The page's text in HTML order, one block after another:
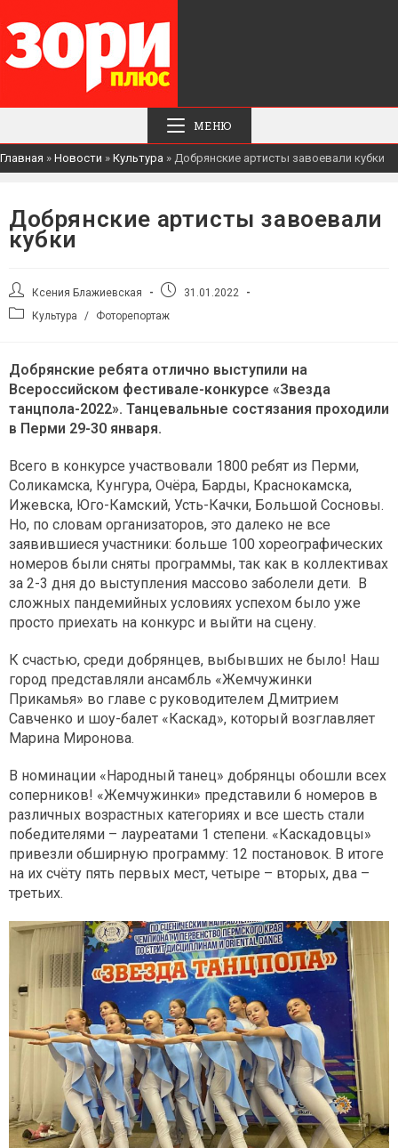
МЕНЮ
Главная » Новости » Культура » Добрянские артисты завоевали кубки
Добрянские артисты завоевали
кубки
Автор
записи:
Ксения Блажиевская
Запись31.01.2022
РубрикаКультура / Фоторепортаж
Добрянские ребята отлично выступили на
Всероссийском фестивале-конкурсе «Звезда
танцпола-2022». Танцевальные состязания проходили
в Перми 29-30 января.
Всего в конкурсе участвовали 1800 ребят из Перми,
Соликамска, Кунгура, Очёра, Барды, Краснокамска,
Ижевска, Юго-Камский, Усть-Качки, Большой Сосновы.
Но, по словам организаторов, это далеко не все
заявившиеся участники: больше 100 хореографических
номеров были сняты программы, так как в коллективах
за 2-3 дня до выступления массово заболели дети. В
сложных пандемийных условиях успехом было уже
просто приехать на конкурс и выйти на сцену.
К счастью, среди добрянцев, выбывших не было! Наш
город представляли ансамбль «Жемчужинки
Прикамья» во главе с руководителем Дмитрием
Савченко и шоу-балет «Каскад», который возглавляет
Марина Миронова.
В номинации «Народный танец» добрянцы обошли всех
соперников! «Жемчужинки» представили 6 номеров в
различных возрастных категориях и все шесть стали
победителями – лауреатами 1 степени. «Каскадовцы»
привезли обширную программу: 12 постановок. В итоге
на их счёту пять первых мест, четыре – вторых, два –
третьих.